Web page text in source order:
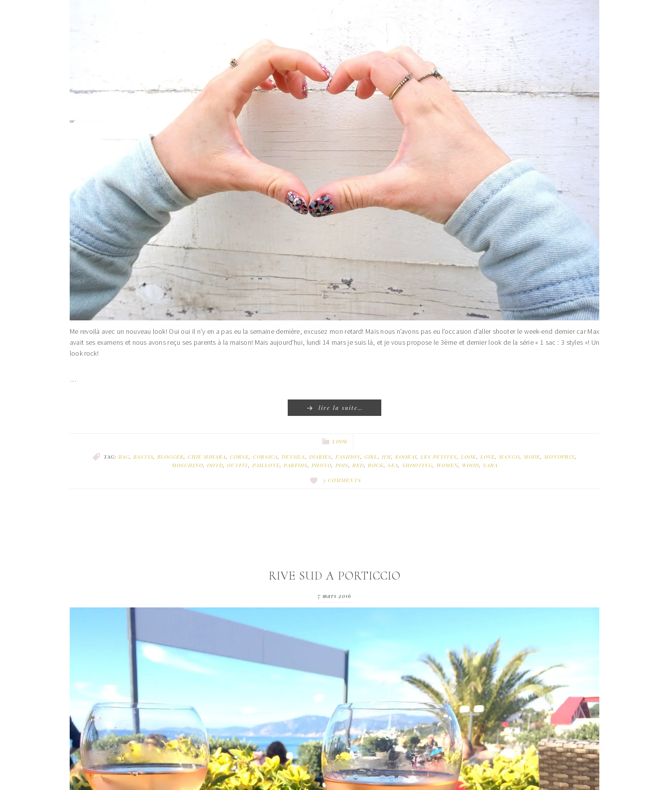
Me revoilà avec un nouveau look! Oui oui il n’y en a pas eu la semaine dernière, excusez mon retard! Mais nous n’avons pas eu l’occasion d’aller shooter le week-end dernier car Max
avait ses examens et nous avons reçu ses parents à la maison! Mais aujourd’hui, lundi 14 mars je suis là, et je vous propose le 3ème et dernier look de la série « 1 sac : 3 styles »! Un
look rock!
…
lire la suite…
LOOK
TAG: BAG, BASTIA, BLOGGER, CHIE MIHARA, CORSE, CORSICA, DETAILS, DIARIES, FASHION, GIRL, HM, KOOKAI, LES PETITES, LOOK, LOVE, MANGO, MODE, MONOPRIX,
MOSCHINO, OOTD, OUTFIT, PAILLOTE, PARFOIS, PHOTO, POIS, RED, ROCK, SEA, SHOOTING, WOMEN, WOOD,ZARA
3 COMMENTS
RIVE SUD A PORTICCIO
7 mars 2016